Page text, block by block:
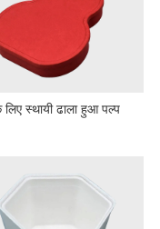
लिए स्थायी ढाला हुआ पल्प